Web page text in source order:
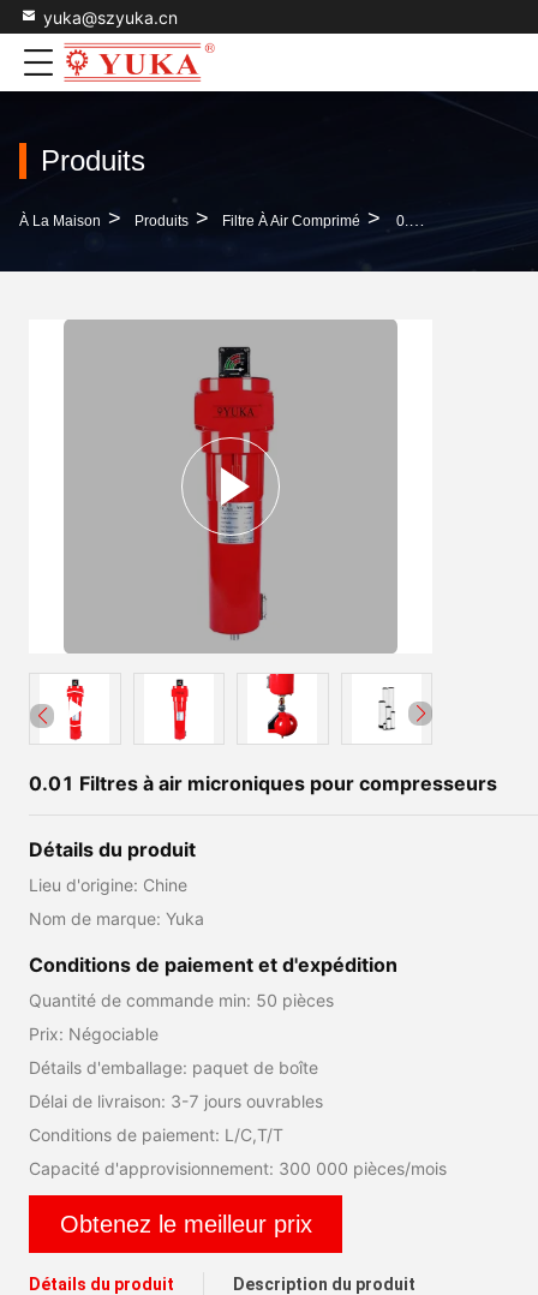
yuka@szyuka.cn
Produits
À La Maison > Produits > Filtre À Air Comprimé > 0.01 Filtres À Air Microniques Pour Compresseurs
0.01 Filtres à air microniques pour compresseurs
Détails du produit
Lieu d'origine: Chine
Nom de marque: Yuka
Conditions de paiement et d'expédition
Quantité de commande min: 50 pièces
Prix: Négociable
Détails d'emballage: paquet de boîte
Délai de livraison: 3-7 jours ouvrables
Conditions de paiement: L/C,T/T
Capacité d'approvisionnement: 300 000 pièces/mois
Obtenez le meilleur prix
Détails du produit Description du produit